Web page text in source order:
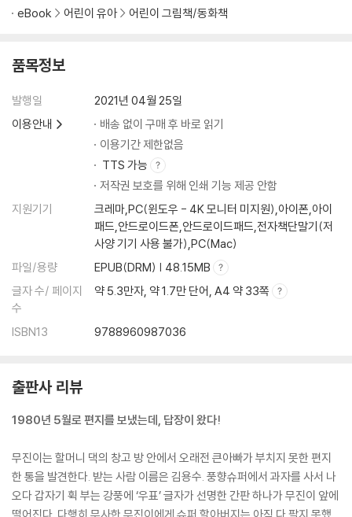
eBook 어린이 유아 어린이 그림책/동화책
품목정보
발행일
2021년 04월 25일
이용안내
배송 없이 구매 후 바로 읽기
이용기간 제한없음
TTS 가능
저작권 보호를 위해 인쇄 기능 제공 안함
지원기기
크레마,PC(윈도우 - 4K 모니터 미지원),아이폰,아이
패드,안드로이드폰,안드로이드패드,전자책단말기(저
사양 기기 사용 불가),PC(Mac)
파일/용량
EPUB(DRM) | 48.15MB
글자 수/ 페이지
수
약 5.3만자, 약 1.7만 단어, A4 약 33쪽
ISBN13 9788960987036
출판사 리뷰
1980년 5월로 편지를 보냈는데, 답장이 왔다!
무진이는 할머니 댁의 창고 방 안에서 오래전 큰아빠가 부치지 못한 편지
한 통을 발견한다. 받는 사람 이름은 김용수. 풍향슈퍼에서 과자를 사서 나
오다 갑자기 휙 부는 강풍에 ‘우표’ 글자가 선명한 간판 하나가 무진이 앞에